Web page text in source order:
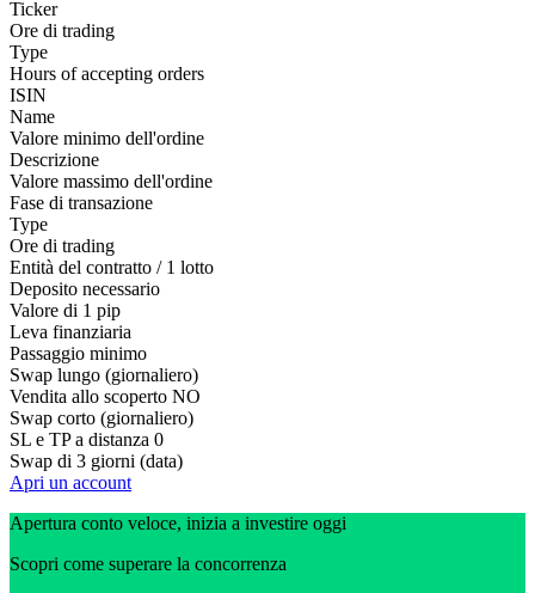
Ticker
Ore di trading
Type
Hours of accepting orders
ISIN
Name
Valore minimo dell'ordine
Descrizione
Valore massimo dell'ordine
Fase di transazione
Type
Ore di trading
Entità del contratto / 1 lotto
Deposito necessario
Valore di 1 pip
Leva finanziaria
Passaggio minimo
Swap lungo (giornaliero)
Vendita allo scoperto NO
Swap corto (giornaliero)
SL e TP a distanza 0
Swap di 3 giorni (data)
Apri un account
Apertura conto veloce, inizia a investire oggi
Scopri come superare la concorrenza